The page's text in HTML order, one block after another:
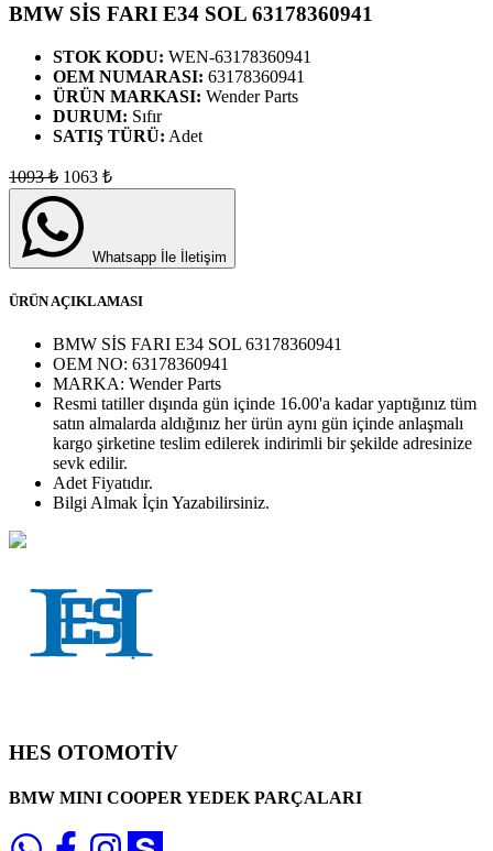
BMW SİS FARI E34 SOL 63178360941
STOK KODU: WEN-63178360941
OEM NUMARASI: 63178360941
ÜRÜN MARKASI: Wender Parts
DURUM: Sıfır
SATIŞ TÜRÜ: Adet
1093₺ 1063 ₺
Whatsapp İle İletişim
ÜRÜN AÇIKLAMASI
BMW SİS FARI E34 SOL 63178360941
OEM NO: 63178360941
MARKA: Wender Parts
Resmi tatiller dışında gün içinde 16.00'a kadar yaptığınız tüm
satın almalarda aldığınız her ürün aynı gün içinde anlaşmalı
kargo şirketine teslim edilerek indirimli bir şekilde adresinize
sevk edilir.
Adet Fiyatıdır.
Bilgi Almak İçin Yazabilirsiniz.
HES OTOMOTİV
BMW MINI COOPER YEDEK PARÇALARI